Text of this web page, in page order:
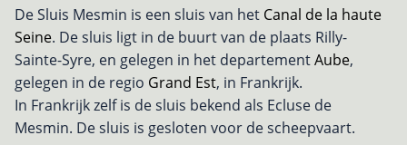
De Sluis Mesmin is een sluis van het Canal de la haute
Seine. De sluis ligt in de buurt van de plaats Rilly-
Sainte-Syre, en gelegen in het departementAube,
gelegen in de regio Grand Est, in Frankrijk.
In Frankrijk zelf is de sluis bekend als Ecluse de
Mesmin. De sluis is gesloten voor de scheepvaart.